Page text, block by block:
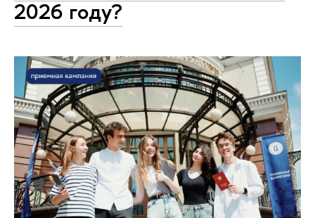
2026 году?